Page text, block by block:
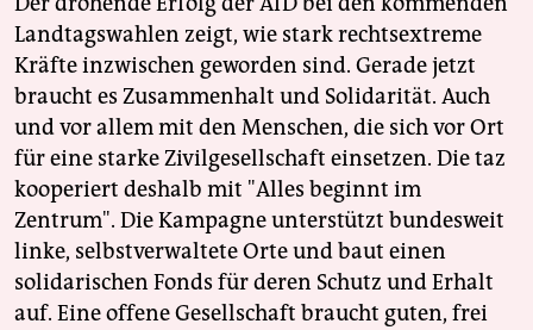
Landtagswahlen zeigt, wie stark rechtsextreme
Kräfte inzwischen geworden sind. Gerade jetzt
braucht es Zusammenhalt und Solidarität. Auch
und vor allem mit den Menschen, die sich vor Ort
für eine starke Zivilgesellschaft einsetzen. Die taz
kooperiert deshalb mit "Alles beginnt im
Zentrum". Die Kampagne unterstützt bundesweit
linke, selbstverwaltete Orte und baut einen
solidarischen Fonds für deren Schutz und Erhalt
auf. Eine offene Gesellschaft braucht guten, frei